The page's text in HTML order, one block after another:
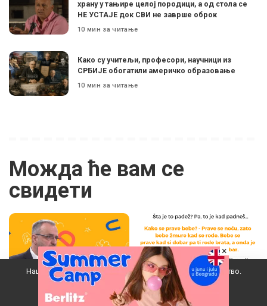
храну у тањире целој породици, а од стола се
НЕ УСТАЈЕ док СВИ не заврше оброк
10 мин за читање
Како су учитељи, професори, научници из
СРБИЈЕ обогатили америчко образовање
10 мин за читање
Можда ће вам се
свидети
Наш вебсајт користи колачиће да побољша ваше искуство.
Прихватам
×